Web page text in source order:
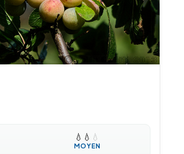
💧 💧 💧
MOYEN